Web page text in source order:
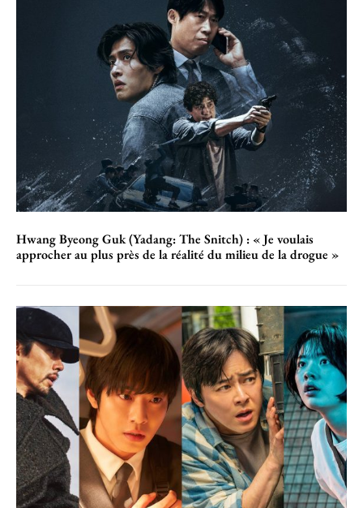
Hwang Byeong Guk (Yadang: The Snitch) : « Je voulais
approcher au plus près de la réalité du milieu de la drogue »